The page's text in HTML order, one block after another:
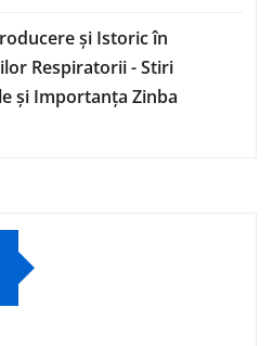
și Istoric în
Respiratorii - Stiri
și Importanța Zinba